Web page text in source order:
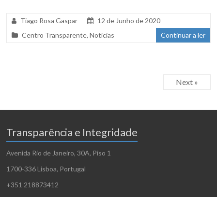
Tiago Rosa Gaspar
12 de Junho de 2020
Centro Transparente,Notícias Continuar a ler
Next »
Transparência e Integridade
Avenida Rio de Janeiro, 30A, Piso 1
1700-336 Lisboa, Portugal
+351 218873412